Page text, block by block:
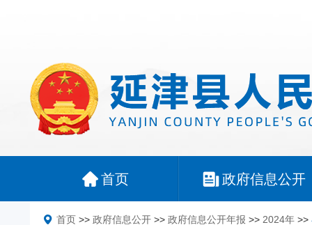
首页 政府信息公开
首页 >> 政府信息公开 >> 政府信息公开年报 >> 2024年 >>